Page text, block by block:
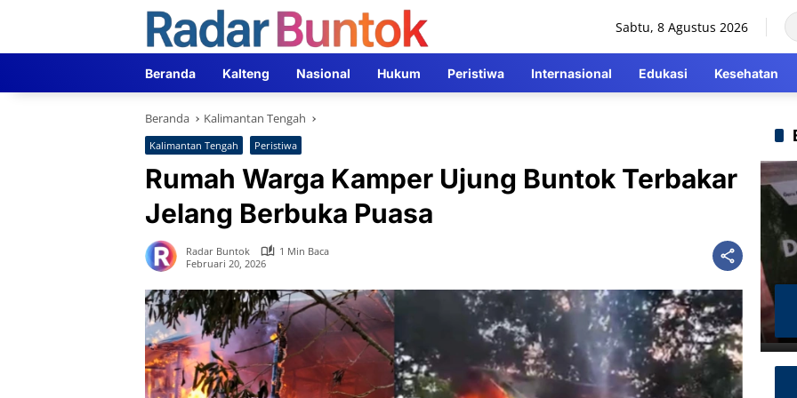
Sabtu, 8 Agustus 2026
Beranda Kalteng Nasional Hukum Peristiwa Internasional Edukasi Kesehatan
Beranda Kalimantan Tengah
Kalimantan Tengah Peristiwa
Rumah Warga Kamper Ujung Buntok Terbakar
Jelang Berbuka Puasa
Radar Buntok
1 Min Baca
Februari 20, 2026